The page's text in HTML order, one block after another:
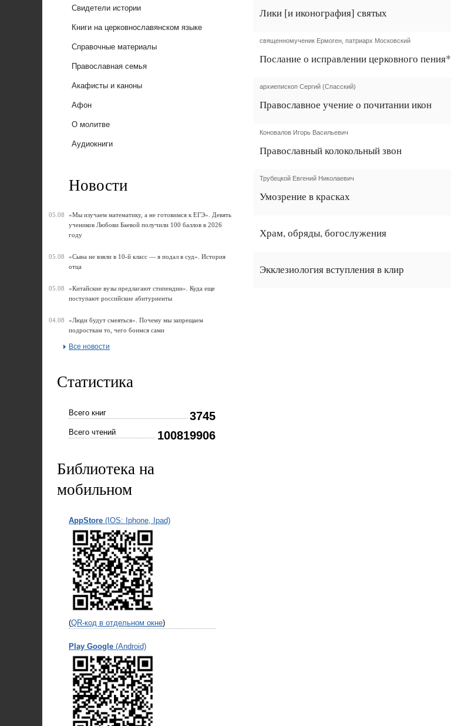
Свидетели истории
Книги на церковнославянском языке
Справочные материалы
Православная семья
Акафисты и каноны
Афон
О молитве
Аудиокниги
Новости
05.08
«Мы изучаем математику, а не готовимся к ЕГЭ». Девять
учеников Любови Баевой получили 100 баллов в 2026
году
05.08
«Сына не взяли в 10-й класс — я подал в суд». История
отца
05.08
«Китайские вузы предлагают стипендии». Куда еще
поступают российские абитуриенты
04.08
«Люди будут смеяться». Почему мы запрещаем
подросткам то, чего боимся сами
Все новости
Статистика
3745
Всего книг
100819906
Всего чтений
Библиотека на
мобильном
AppStore (IOS: Iphone, Ipad)
(QR-код в отдельном окне)
Play Google (Android)
Лики [и иконография] святых
священномученик Ермоген, патриарх Московский
Послание о исправлении церковного пения*
архиепископ Сергий (Спасский)
Православное учение о почитании икон
Коновалов Игорь Васильевич
Православный колокольный звон
Трубецкой Евгений Николаевич
Умозрение в красках
Храм, обряды, богослужения
Экклезиология вступления в клир